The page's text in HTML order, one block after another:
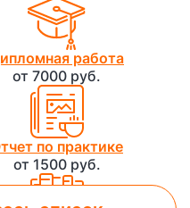
работа
от 7000 руб.
по практике
от 1500 руб.